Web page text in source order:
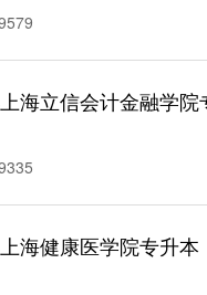
海立信会计金融学院
海健康医学院专升本